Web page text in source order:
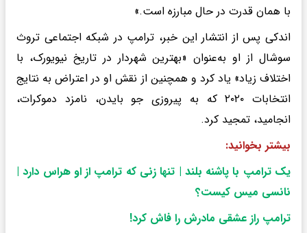
با همان قدرت در حال مبارزه است.»
اندکی پس از انتشار این خبر، ترامپ در شبکه اجتماعی تروث
سوشال از او به‌عنوان «بهترین شهردار در تاریخ نیویورک، با
اختلاف زیاد» یاد کرد و همچنین از نقش او در اعتراض به نتایج
انتخابات ۲۰۲۰ که به پیروزی جو بایدن، نامزد دموکرات،
انجامید، تمجید کرد.
بیشتر بخوانید:
یک ترامپ با پاشنه بلند | تنها زنی که ترامپ از او هراس دارد |
نانسی میس کیست؟
ترامپ راز عشقی مادرش را فاش کرد!